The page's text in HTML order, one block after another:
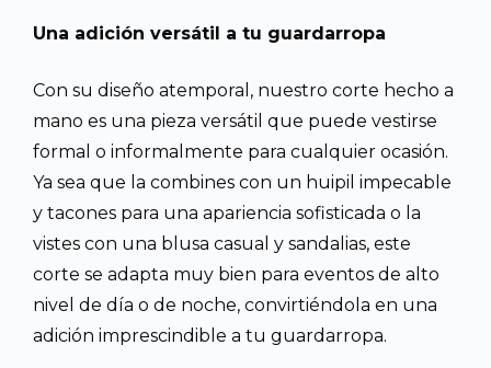
Una adición versátil a tu guardarropa
Con su diseño atemporal, nuestro corte hecho a
mano es una pieza versátil que puede vestirse
formal o informalmente para cualquier ocasión.
Ya sea que la combines con un huipil impecable
y tacones para una apariencia sofisticada o la
vistes con una blusa casual y sandalias, este
corte se adapta muy bien para eventos de alto
nivel de día o de noche, convirtiéndola en una
adición imprescindible a tu guardarropa.